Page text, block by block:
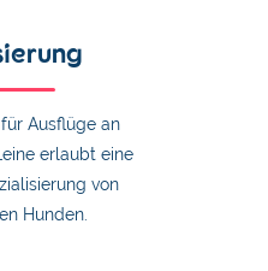
Ausflüge an
erlaubt eine
von
Hunden.